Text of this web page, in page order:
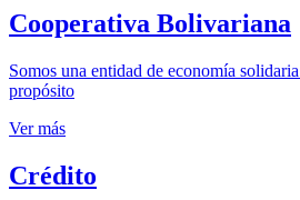
Cooperativa Bolivariana
Somos una entidad de economía
propósito
Ver más
Crédito